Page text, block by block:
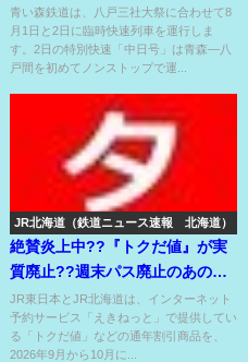
見ても鉄道マニア向け??
青い森鉄道は、八戸三社大祭に合わせて8
月1日と2日に臨時快速列車を運行しま
す。2日の特別快速「中日号」は青森―八
戸間を初めてノンストップで運...
JR北海道（鉄道ニュース速報 北海道）
絶賛炎上中??『トクだ値』が実
質廃止??週末パス廃止のあの約
束が反故になった⁉
JR東日本とJR北海道は、インターネット
予約サービス「えきねっと」で提供してい
る「トクだ値」などの通年割引商品を、
2026年9月から10月に...